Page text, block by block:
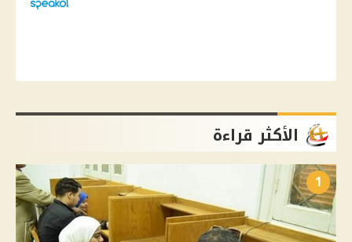
الأكثر قراءة
1